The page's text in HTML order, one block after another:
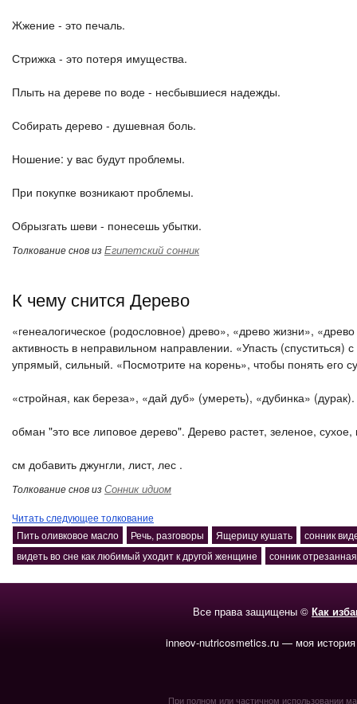
Жжение - это печаль.
Стрижка - это потеря имущества.
Плыть на дереве по воде - несбывшиеся надежды.
Собирать дерево - душевная боль.
Ношение: у вас будут проблемы.
При покупке возникают проблемы.
Обрызгать шеви - понесешь убытки.
Толкование снов изЕгипетский сонник
К чему снится Дерево
«генеалогическое (родословное) древо», «древо жизни»,
активность в неправильном направлении. «Упасть
упрямый, сильный. «Посмотрите на корень», чтобы понять его
«стройная, как береза», «дай дуб» (умереть), «дубинка» (дурак).
обман "это все липовое дерево". Дерево растет, зеленое,
см добавить джунгли, лист, лес .
Толкование снов изСонник идиом
Читать следующее толкование
Пить оливковое масло
Речь, разговоры Ящерицу кушать
сонник
видеть во сне как любимый уходит к другой женщине
сонник
Все права защищены © Как
inneov-nutricosmetics.ru — моя
При полном или частичном использовании